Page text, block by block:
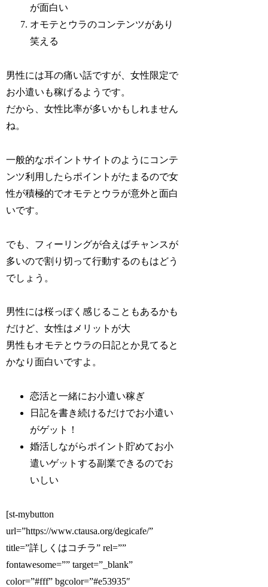
が面白い
オモテとウラのコンテンツがあり
笑える
男性には耳の痛い話ですが、女性限定で
お小遣いも稼げるようです。
だから、女性比率が多いかもしれません
ね。
一般的なポイントサイトのようにコンテ
ンツ利用したらポイントがたまるので女
性が積極的でオモテとウラが意外と面白
いです。
でも、フィーリングが合えばチャンスが
多いので割り切って行動するのもはどう
でしょう。
男性には桜っぽく感じることもあるかも
だけど、女性はメリットが大
男性もオモテとウラの日記とか見てると
かなり面白いですよ。
恋活と一緒にお小遣い稼ぎ
日記を書き続けるだけでお小遣い
がゲット！
婚活しながらポイント貯めてお小
遣いゲットする副業できるのでお
いしい
[st-mybutton
url=”https://www.ctausa.org/degicafe/”
title=”詳しくはコチラ” rel=””
fontawesome=”” target=”_blank”
color=”#fff” bgcolor=”#e53935″